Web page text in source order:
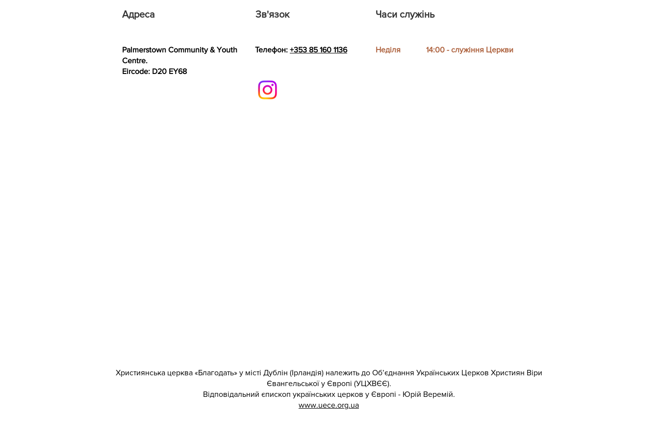
Адреса Зв'язок Часи служінь
Palmerstown Community & Youth
Centre.
Eircode: D20 EY68
Телефон: +353 85 160 1136 Неділя 14:00 - служіння Церкви
Християнська церква «Благодать» у місті Дублін (Ірландія) належить до Об’єднання Українських Церков Християн Віри
Євангельської у Європі (УЦХВЄЄ).
Відповідальний єпископ українських церков у Європі - Юрій Веремій.
www.uece.org.ua